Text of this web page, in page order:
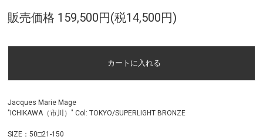
販売価格 159,500円(税14,500円)
Jacques Marie Mage
"ICHIKAWA（市川）" Col: TOKYO/SUPERLIGHT BRONZE
SIZE：50□21-150